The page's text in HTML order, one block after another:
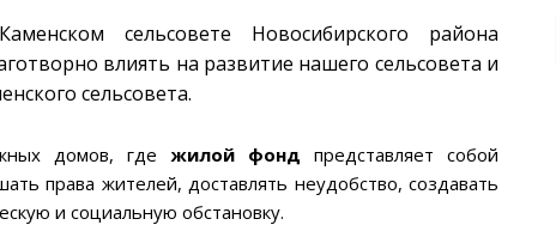
сельсовете Новосибирского района
влиять на развитие нашего сельсовета и
сельсовета.
домов, где жилой фонд представляет собой
права жителей, доставлять неудобство, создавать
и социальную обстановку.